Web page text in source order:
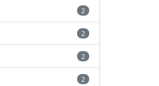
2
2
2
2